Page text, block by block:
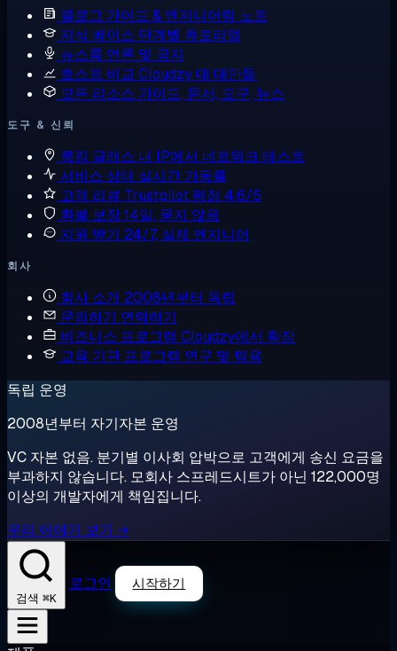
블로그 가이드 & 엔지니어링 노트
지식 베이스 단계별 튜토리얼
뉴스룸 언론 및 공지
호스트 비교 Cloudzy 대 대안들
모든 리소스 가이드, 문서, 도구, 뉴스
도구 & 신뢰
룩킹 글래스 내 IP에서 네트워크 테스트
서비스 상태 실시간 가동률
고객 리뷰 Trustpilot 평점 4.6/5
환불 보장14일, 묻지 않음
지원 받기 24/7, 실제 엔지니어
회사
회사 소개 2008년부터 독립
문의하기 연락하기
비즈니스 프로그램 Cloudzy에서 확장
교육 기관 프로그램 연구 및 팀용
독립 운영
2008년부터 자기자본 운영
VC 자본 없음. 분기별 이사회 압박으로 고객에게 송신 요금을
부과하지 않습니다. 모회사 스프레드시트가 아닌 122,000명
이상의 개발자에게 책임집니다.
우리 이야기 보기 →
검색 ⌘K
로그인 시작하기